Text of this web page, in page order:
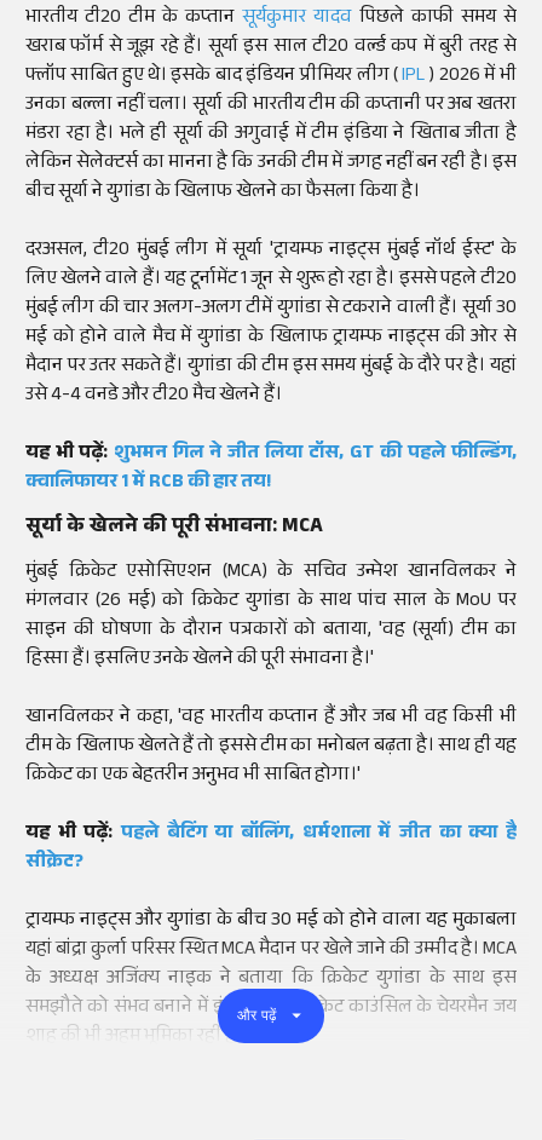
भारतीय टी20 टीम के कप्तान सूर्यकुमार यादव पिछले काफी समय से
खराब फॉर्म से जूझ रहे हैं। सूर्या इस साल टी20 वर्ल्ड कप में बुरी तरह से
फ्लॉप साबित हुए थे। इसके बाद इंडियन प्रीमियर लीग (IPL) 2026 में भी
उनका बल्ला नहीं चला। सूर्या की भारतीय टीम की कप्तानी पर अब खतरा
मंडरा रहा है। भले ही सूर्या की अगुवाई में टीम इंडिया ने खिताब जीता है
लेकिन सेलेक्टर्स का मानना है कि उनकी टीम में जगह नहीं बन रही है। इस
बीच सूर्या ने युगांडा के खिलाफ खेलने का फैसला किया है।
दरअसल, टी20 मुंबई लीग में सूर्या 'ट्रायम्फ नाइट्स मुंबई नॉर्थ ईस्ट' के
लिए खेलने वाले हैं। यह टूर्नामेंट 1 जून से शुरू हो रहा है। इससे पहले टी20
मुंबई लीग की चार अलग-अलग टीमें युगांडा से टकराने वाली हैं। सूर्या 30
मई को होने वाले मैच में युगांडा के खिलाफ ट्रायम्फ नाइट्स की ओर से
मैदान पर उतर सकते हैं। युगांडा की टीम इस समय मुंबई के दौरे पर है। यहां
उसे 4-4 वनडे और टी20 मैच खेलने हैं।
यह भी पढ़ें: शुभमन गिल ने जीत लिया टॉस, GT की पहले फील्डिंग,
क्वालिफायर 1 में RCB की हार तय!
सूर्या के खेलने की पूरी संभावना: MCA
मुंबई क्रिकेट एसोसिएशन (MCA) के सचिव उन्मेश खानविलकर ने
मंगलवार (26 मई) को क्रिकेट युगांडा के साथ पांच साल के MoU पर
साइन की घोषणा के दौरान पत्रकारों को बताया, 'वह (सूर्या) टीम का
हिस्सा हैं। इसलिए उनके खेलने की पूरी संभावना है।'
खानविलकर ने कहा, 'वह भारतीय कप्तान हैं और जब भी वह किसी भी
टीम के खिलाफ खेलते हैं तो इससे टीम का मनोबल बढ़ता है। साथ ही यह
क्रिकेट का एक बेहतरीन अनुभव भी साबित होगा।'
यह भी पढ़ें:पहले बैटिंग या बॉलिंग, धर्मशाला में जीत का क्या है
सीक्रेट?
ट्रायम्फ नाइट्स और युगांडा के बीच 30 मई को होने वाला यह मुकाबला
यहां बांद्रा कुर्ला परिसर स्थित MCA मैदान पर खेले जाने की उम्मीद है। MCA
के अध्यक्ष अजिंक्य नाइक ने बताया कि क्रिकेट युगांडा के साथ इस
समझौते को संभव बनाने में इंटरनेशनल क्रिकेट काउंसिल के चेयरमैन जय
शाह की भी अहम भूमिका रही है।
और पढ़ें